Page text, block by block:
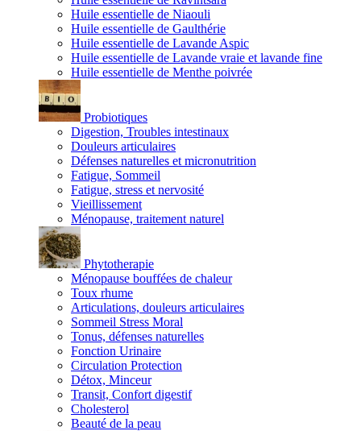
Huile essentielle de Niaouli
Huile essentielle de Gaulthérie
Huile essentielle de Lavande Aspic
Huile essentielle de Lavande vraie et lavande fine
Huile essentielle de Menthe poivrée
Probiotiques
Digestion, Troubles intestinaux
Douleurs articulaires
Défenses naturelles et micronutrition
Fatigue, Sommeil
Fatigue, stress et nervosité
Vieillissement
Ménopause, traitement naturel
Phytotherapie
Ménopause bouffées de chaleur
Toux rhume
Articulations, douleurs articulaires
Sommeil Stress Moral
Tonus, défenses naturelles
Fonction Urinaire
Circulation Protection
Détox, Minceur
Transit, Confort digestif
Cholesterol
Beauté de la peau